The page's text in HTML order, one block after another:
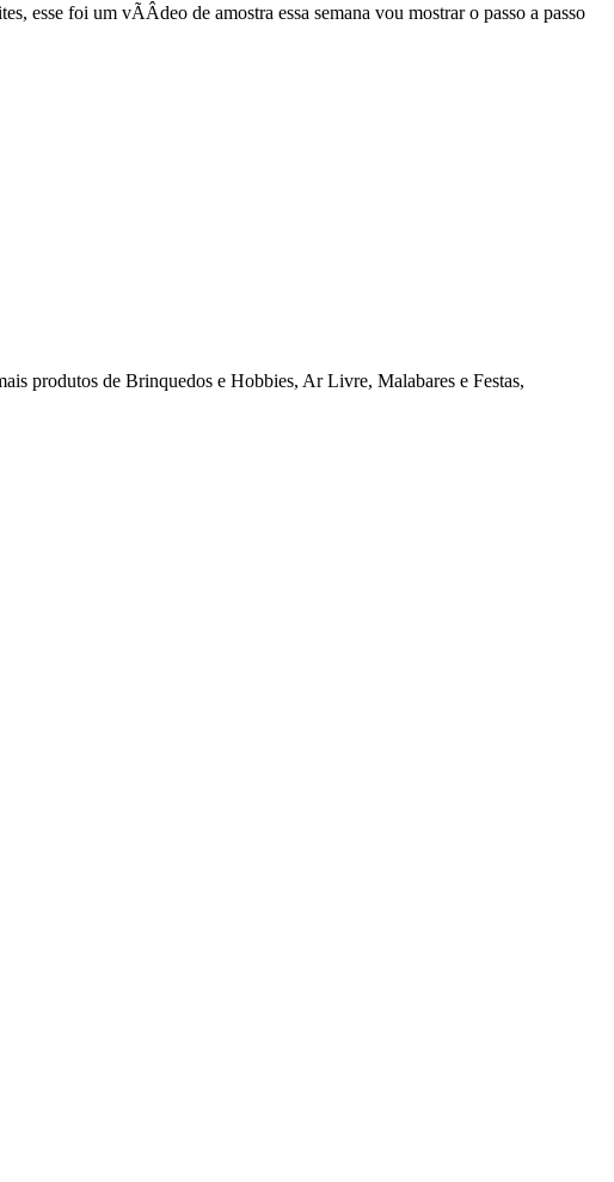
esse foi um vÃÂ­deo de amostra essa semana vou mostrar o passo a passo
produtos de Brinquedos e Hobbies, Ar Livre, Malabares e Festas,